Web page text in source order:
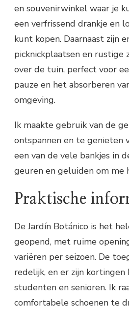
en souvenirwinkel waar je
een verfrissend drankje en
kunt kopen. Daarnaast zijn
picknickplaatsen en rustige
over de tuin, perfect voor
pauze en het absorberen
omgeving.
Ik maakte gebruik van de
ontspannen en te genieten
een van de vele bankjes in
geuren en geluiden om me
Praktische
De Jardín Botánico is het
geopend, met ruime
variëren per seizoen. De
redelijk, en er zijn kortingen
studenten en senioren. Ik
comfortabele schoenen te